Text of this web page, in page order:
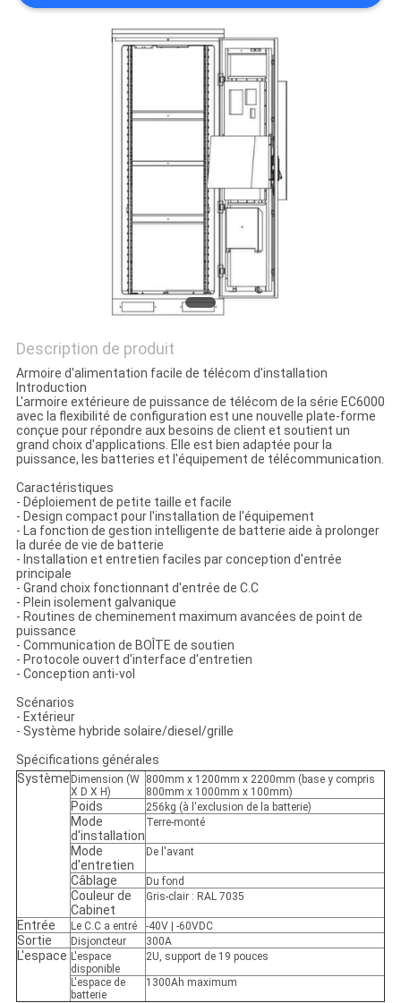
Description de produit
Armoire d'alimentation facile de télécom d'installation
Introduction
L'armoire extérieure de puissance de télécom de la série EC6000
avec la flexibilité de configuration est une nouvelle plate-forme
conçue pour répondre aux besoins de client et soutient un
grand choix d'applications. Elle est bien adaptée pour la
puissance, les batteries et l'équipement de télécommunication.
Caractéristiques
- Déploiement de petite taille et facile
- Design compact pour l'installation de l'équipement
- La fonction de gestion intelligente de batterie aide à prolonger
la durée de vie de batterie
- Installation et entretien faciles par conception d'entrée
principale
- Grand choix fonctionnant d'entrée de C.C
- Plein isolement galvanique
- Routines de cheminement maximum avancées de point de
puissance
- Communication de BOÎTE de soutien
- Protocole ouvert d'interface d'entretien
- Conception anti-vol
Scénarios
- Extérieur
- Système hybride solaire/diesel/grille
Spécifications générales
Système Dimension (W
X D X H)
800mm x 1200mm x 2200mm (base y compris
800mm x 1000mm x 100mm)
Poids 256kg (à l'exclusion de la batterie)
Mode
d'installation
Terre-monté
Mode
d'entretien
De l'avant
Câblage Du fond
Couleur de
Cabinet
Gris-clair : RAL 7035
Entrée Le C.C a entré -40V | -60VDC
Sortie Disjoncteur 300A
L'espace L'espace
disponible
2U, support de 19 pouces
L'espace de
batterie
1300Ah maximum